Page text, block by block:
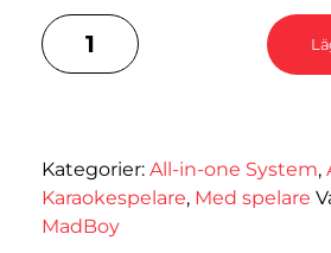
Kategorier: All-in-one System,
Karaokespelare, Med spelare
MadBoy